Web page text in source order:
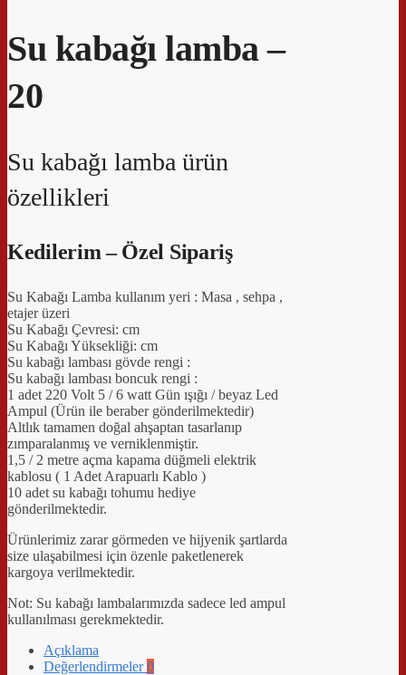
Su kabağı lamba –
20
Su kabağı lamba ürün
özellikleri
Kedilerim – Özel Sipariş
Su Kabağı Lamba kullanım yeri : Masa , sehpa ,
etajer üzeri
Su Kabağı Çevresi: cm
Su Kabağı Yüksekliği: cm
Su kabağı lambası gövde rengi :
Su kabağı lambası boncuk rengi :
1 adet 220 Volt 5 / 6 watt Gün ışığı / beyaz Led
Ampul (Ürün ile beraber gönderilmektedir)
Altlık tamamen doğal ahşaptan tasarlanıp
zımparalanmış ve verniklenmiştir.
1,5 / 2 metre açma kapama düğmeli elektrik
kablosu ( 1 Adet Arapuarlı Kablo )
10 adet su kabağı tohumu hediye
gönderilmektedir.
Ürünlerimiz zarar görmeden ve hijyenik şartlarda
size ulaşabilmesi için özenle paketlenerek
kargoya verilmektedir.
Not: Su kabağı lambalarımızda sadece led ampul
kullanılması gerekmektedir.
Açıklama
Değerlendirmeler0